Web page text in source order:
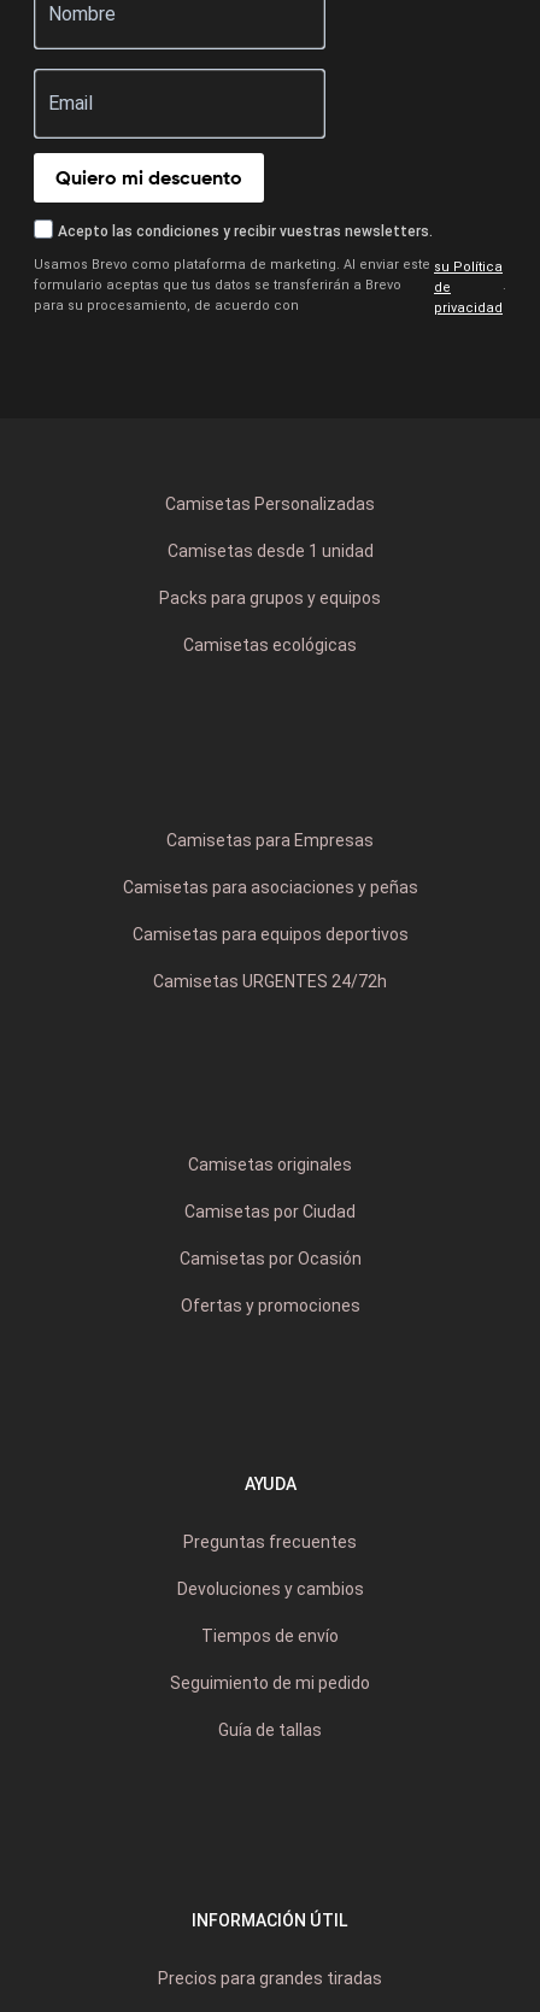
Quiero mi descuento
Acepto las condiciones y recibir vuestras newsletters.
Usamos Brevo como plataforma de marketing. Al enviar este
formulario aceptas que tus datos se transferirán a Brevo
para su procesamiento, de acuerdo con
su Política
de
privacidad
.
Camisetas Personalizadas
Camisetas desde 1 unidad
Packs para grupos y equipos
Camisetas ecológicas
Camisetas para Empresas
Camisetas para asociaciones y peñas
Camisetas para equipos deportivos
Camisetas URGENTES 24/72h
Camisetas originales
Camisetas por Ciudad
Camisetas por Ocasión
Ofertas y promociones
AYUDA
Preguntas frecuentes
Devoluciones y cambios
Tiempos de envío
Seguimiento de mi pedido
Guía de tallas
INFORMACIÓN ÚTIL
Precios para grandes tiradas